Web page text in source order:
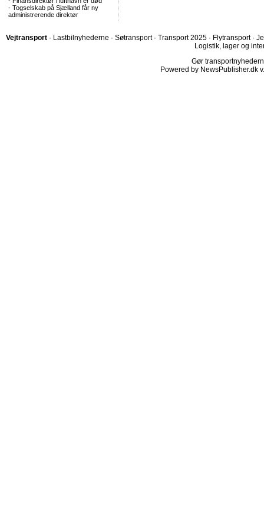
- Togselskab på Sjælland får ny
administrerende direktør
Vejtransport · Lastbilnyhederne · Søtransport · Transport 2025 · Flytransport ·
Logistik, lager og
Gør
Powered by NewsPublisher.dk